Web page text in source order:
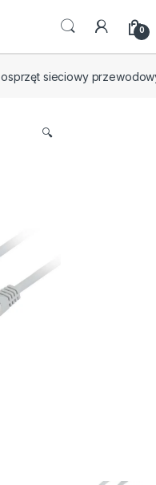
0
osprzęt sieciowy
🔍